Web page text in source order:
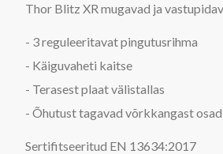
Thor Blitz XR mugavad ja
- 3 reguleeritavat pingutusrihma
- Käiguvaheti kaitse
- Terasest plaat välistallas
- Õhutust tagavad võrkkangast osad
Sertifitseeritud EN 13634:2017